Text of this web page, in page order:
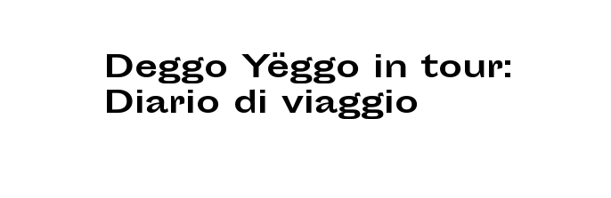
Deggo Yëggo in tour:
Diario di viaggio